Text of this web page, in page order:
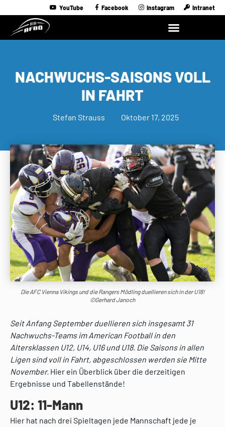
YouTube Facebook Instagram Intranet
NACHWUCHS-SAISONS VOLL
IN FAHRT
Stefan Strauss Oktober 17, 2025
Die AFC Vienna Vikings und die Rangers Mödling duellieren sich in der U18!
©Gerhard Janoch
Seit Anfang September duellieren sich insgesamt 31
Nachwuchs-Teams im American Football in den
Altersklassen U12, U14, U16 und U18. Die Saisons in allen
Ligen sind voll in Fahrt, abgeschlossen werden sie Mitte
November. Hier ein Überblick über die derzeitigen
Ergebnisse und Tabellenstände!
U12: 11-Mann
Hier hat nach drei Spieltagen jede Mannschaft jede je